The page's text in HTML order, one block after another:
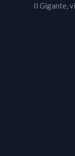
Il Gigante,